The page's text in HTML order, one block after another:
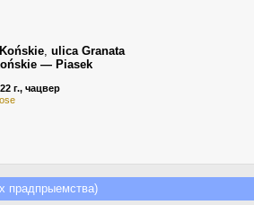
Końskie, ulica Granata
— Piasek
г., чацвер
прадпрыемства)